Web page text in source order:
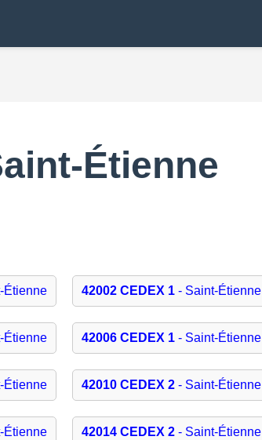
Étienne
42002 CEDEX 1 - Saint-Étienne
42006 CEDEX 1 - Saint-Étienne
42010 CEDEX 2 - Saint-Étienne
42014 CEDEX 2 - Saint-Étienne